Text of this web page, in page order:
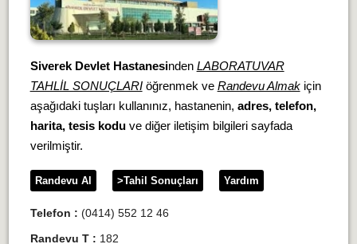
Siverek Devlet Hastanesinden LABORATUVAR
TAHLİL SONUÇLARIöğrenmek ve Randevu Almakiçin
aşağıdaki tuşları kullanınız, hastanenin, adres, telefon,
harita, tesis koduve diğer iletişim bilgileri sayfada
verilmiştir.
Randevu Al >Tahil Sonuçları Yardım
Telefon : (0414) 552 12 46
Randevu T : 182